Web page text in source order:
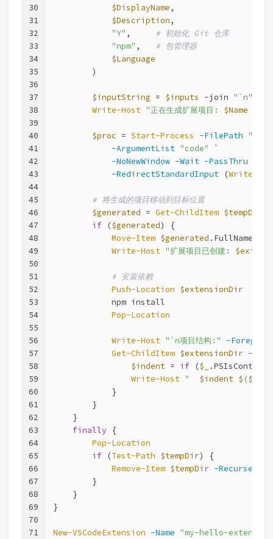
30
31
32
33
34
35
36
37
38
39
40
41
42
43
44
45
46
47
48
49
50
51
52
53
54
55
56
57
58
59
60
61
62
63
64
65
66
67
68
69
70
71
$DisplayName,
$Description,
"Y" ,
# 初始化 Git 仓库
"npm" ,
# 包管理器
$Language
        )
$inputString = $inputs -join "`n"
Write-Host "正在生成扩展项目: $Name
$proc = Start-Process -FilePath "yo"
-ArgumentList "code" `
-NoNewWindow -Wait -PassThru
-RedirectStandardInput (Write-
# 将生成的项目移动到目标位置
$generated = Get-ChildItem $tempDir
if ($generated) {
Move-Item $generated .FullName
Write-Host "扩展项目已创建:
# 安装依赖
Push-Location $extensionDir
            npm install
Pop-Location
Write-Host "`n项目结构:"
-
Get-ChildItem $extensionDir -
$indent = if ($_
Write-Host " $indent $ ($_
            }
        }
    }
finally {
Pop-Location
if (Test-Path $tempDir) {
Remove-Item $tempDir -Recurse
        }
    }
}
New-VSCodeExtension -Name "my-hello-